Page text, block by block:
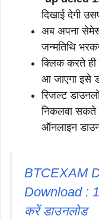
दिखाई देगी
अब अपना
जन्मतिथि
क्लिक करते ही
आ जाएगा इसे
रिजल्ट
निकलवा सकते
ऑनलाइन
BTCEXAM
Download :
करें डाउनलोड